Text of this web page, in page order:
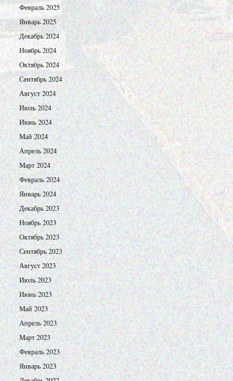
Февраль 2025
Январь 2025
Декабрь 2024
Ноябрь 2024
Октябрь 2024
Сентябрь 2024
Август 2024
Июль 2024
Июнь 2024
Май 2024
Апрель 2024
Март 2024
Февраль 2024
Январь 2024
Декабрь 2023
Ноябрь 2023
Октябрь 2023
Сентябрь 2023
Август 2023
Июль 2023
Июнь 2023
Май 2023
Апрель 2023
Март 2023
Февраль 2023
Январь 2023